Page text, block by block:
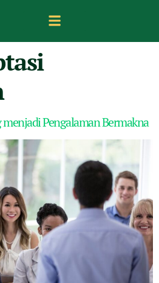
Pengalaman Bermakna